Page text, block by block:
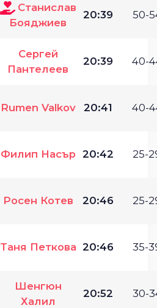
Станислав
Бояджиев
20:39 50-
Сергей
Пантелеев
20:39 40-
Rumen Valkov 20:41 40-
Филип Насър 20:42 25-
Росен Котев 20:46 25-
Таня Петкова 20:46 35-
Шенгюн
Халил
20:52 30-